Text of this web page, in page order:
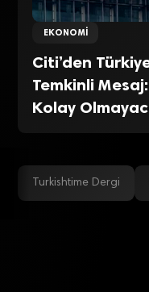
EKONOMI
Citi’den
Temkinli
Kolay
Turkishtime Dergi